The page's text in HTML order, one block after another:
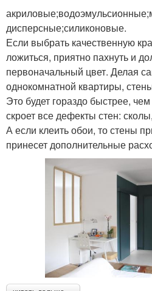
дисперсные;силиконовые.
Если выбрать качественную
ложиться, приятно пахнуть и
первоначальный цвет. Делая
однокомнатной квартиры,
Это будет гораздо быстрее,
скроет все дефекты стен:
А если клеить обои, то стены
принесет дополнительные